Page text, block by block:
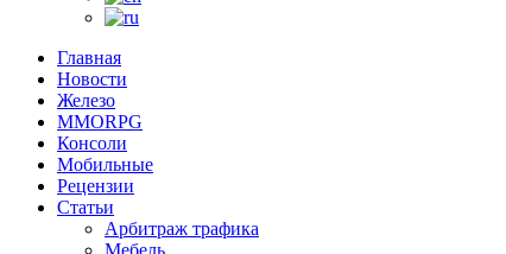
Главная
Новости
Железо
MMORPG
Консоли
Мобильные
Рецензии
Статьи
Арбитраж трафика
Мебель